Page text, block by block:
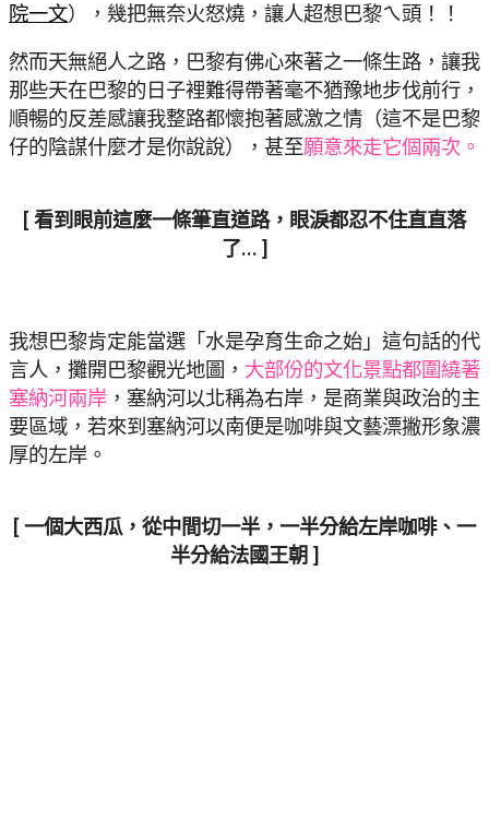
院一文），幾把無奈火怒燒，讓人超想巴黎ㄟ頭！！
然而天無絕人之路，巴黎有佛心來著之一條生路，讓我
那些天在巴黎的日子裡難得帶著毫不猶豫地步伐前行，
順暢的反差感讓我整路都懷抱著感激之情（這不是巴黎
仔的陰謀什麼才是你說說），甚至願意來走它個兩次。
[ 看到眼前這麼一條筆直道路，眼淚都忍不住直直落
了… ]
我想巴黎肯定能當選「水是孕育生命之始」這句話的代
言人，攤開巴黎觀光地圖， 大部份的文化景點都圍繞著
塞納河兩岸 ，塞納河以北稱為右岸，是商業與政治的主
要區域，若來到塞納河以南便是咖啡與文藝漂撇形象濃
厚的左岸。
[ 一個大西瓜，從中間切一半，一半分給左岸咖啡、一
半分給法國王朝 ]